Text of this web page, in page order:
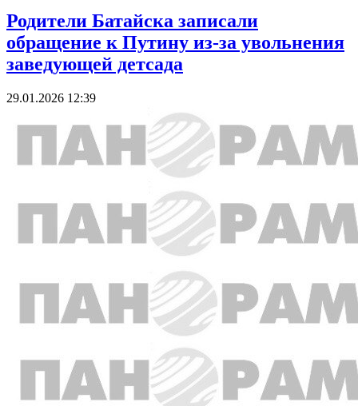
Родители Батайска записали
обращение к Путину из-за увольнения
заведующей детсада
29.01.2026 12:39